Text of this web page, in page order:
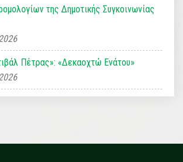
της Δημοτικής Συγκοινωνίας
Πέτρας»: «Δεκαοχτώ Ενάτου»